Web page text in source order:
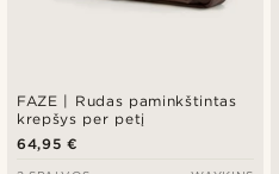
FAZE | Rudas paminkštintas
krepšys per petį
64,95 €